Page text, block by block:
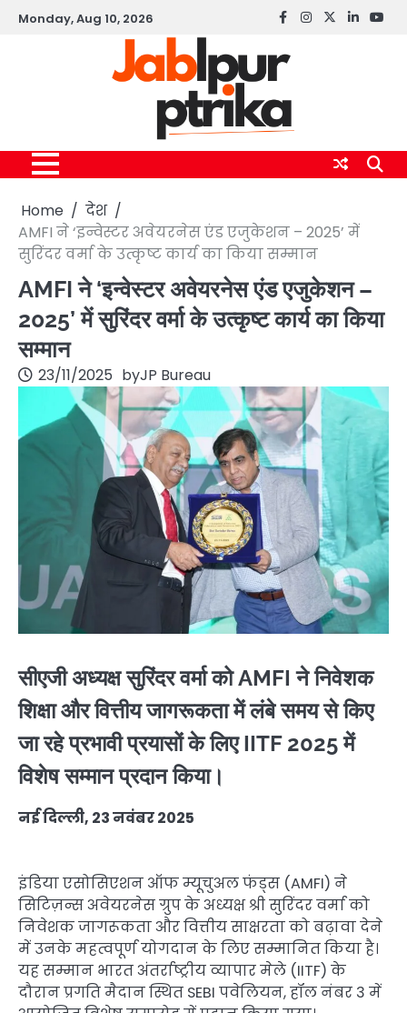
SkipMonday, Aug 10, 2026 Facebook
instagram
twitterlinkedin
Home
देश
AMFI ने ‘इन्वेस्टर अवेयरनेस एंड एजुकेशन – 2025’ में
सुरिंदर वर्मा के उत्कृष्ट कार्य का किया सम्मान
AMFI ने ‘इन्वेस्टर अवेयरनेस एंड एजुकेशन –
2025’ में सुरिंदर वर्मा के उत्कृष्ट कार्य का किया
सम्मान
23/11/2025 byJP Bureau
सीएजी अध्यक्ष सुरिंदर वर्मा को AMFI ने निवेशक
शिक्षा और वित्तीय जागरूकता में लंबे समय से किए
जा रहे प्रभावी प्रयासों के लिए IITF 2025 में
विशेष सम्मान प्रदान किया।
नई दिल्ली, 23 नवंबर 2025
इंडिया एसोसिएशन ऑफ म्यूचुअल फंड्स (AMFI) ने
सिटिज़न्स अवेयरनेस ग्रुप के अध्यक्ष श्री सुरिंदर वर्मा को
निवेशक जागरूकता और वित्तीय साक्षरता को बढ़ावा देने
में उनके महत्वपूर्ण योगदान के लिए सम्मानित किया है।
यह सम्मान भारत अंतर्राष्ट्रीय व्यापार मेले (IITF) के
दौरान प्रगति मैदान स्थित SEBI पवेलियन, हॉल नंबर 3 में